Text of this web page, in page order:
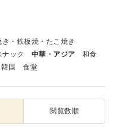
き・鉄板焼・たこ焼き
ック 中華・アジア
和食
国 食堂
閲覧数順